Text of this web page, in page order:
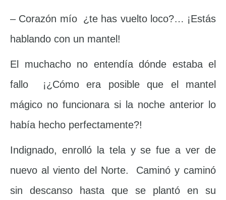
– Corazón mío ¿te has vuelto loco?… ¡Estás
hablando con un mantel!
El muchacho no entendía dónde estaba el
fallo ¡¿Cómo era posible que el mantel
mágico no funcionara si la noche anterior lo
había hecho perfectamente?!
Indignado, enrolló la tela y se fue a ver de
nuevo al viento del Norte. Caminó y caminó
sin descanso hasta que se plantó en su